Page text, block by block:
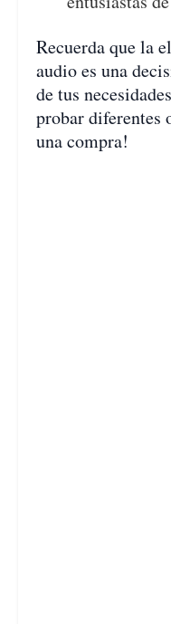
Recuerda que la
audio es una
de tus
probar diferentes
una compra!